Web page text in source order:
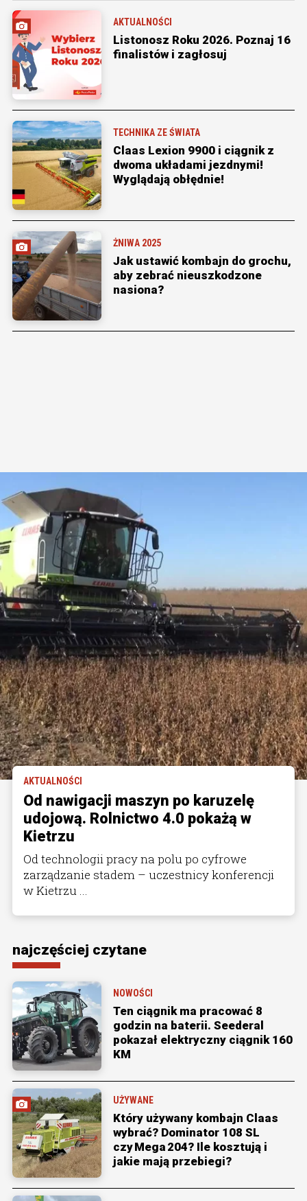
AKTUALNOŚCI
Listonosz Roku 2026. Poznaj 16
finalistów i zagłosuj
TECHNIKA ZE ŚWIATA
Claas Lexion 9900 i ciągnik z
dwoma układami jezdnymi!
Wyglądają obłędnie!
ŻNIWA 2025
Jak ustawić kombajn do grochu,
aby zebrać nieuszkodzone
nasiona?
AKTUALNOŚCI
Od nawigacji maszyn po karuzelę
udojową. Rolnictwo 4.0 pokażą w
Kietrzu
Od technologii pracy na polu po cyfrowe
zarządzanie stadem – uczestnicy konferencji
w Kietrzu ...
najczęściej czytane
NOWOŚCI
Ten ciągnik ma pracować 8
godzin na baterii. Seederal
pokazał elektryczny ciągnik 160
KM
UŻYWANE
Który używany kombajn Claas
wybrać? Dominator 108 SL
czy Mega 204? Ile kosztują i
jakie mają przebiegi?